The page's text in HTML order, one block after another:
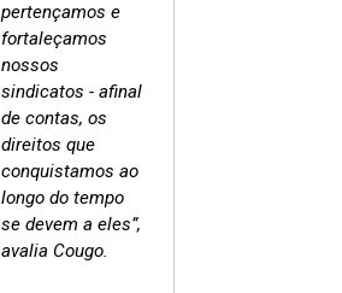
pertençamos e
fortaleçamos
nossos
sindicatos - afinal
de contas, os
direitos que
conquistamos ao
longo do tempo
se devem a eles”,
avalia Cougo.